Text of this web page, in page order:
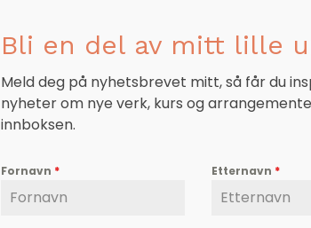
Bli en del av mitt lille
Meld deg på nyhetsbrevet mitt, så får du
nyheter om nye verk, kurs og
innboksen.
Fornavn * Etternavn *